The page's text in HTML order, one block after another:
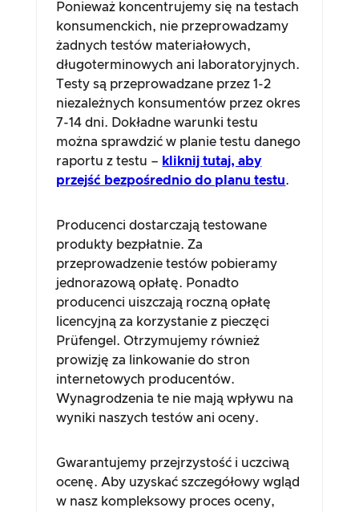
Ponieważ koncentrujemy się na testach
konsumenckich, nie przeprowadzamy
żadnych testów materiałowych,
długoterminowych ani laboratoryjnych.
Testy są przeprowadzane przez 1-2
niezależnych konsumentów przez okres
7-14 dni. Dokładne warunki testu
można sprawdzić w planie testu danego
raportu z testu – kliknij tutaj, aby
przejść bezpośrednio do planu testu.
Producenci dostarczają testowane
produkty bezpłatnie. Za
przeprowadzenie testów pobieramy
jednorazową opłatę. Ponadto
producenci uiszczają roczną opłatę
licencyjną za korzystanie z pieczęci
Prüfengel. Otrzymujemy również
prowizję za linkowanie do stron
internetowych producentów.
Wynagrodzenia te nie mają wpływu na
wyniki naszych testów ani oceny.
Gwarantujemy przejrzystość i uczciwą
ocenę. Aby uzyskać szczegółowy wgląd
w nasz kompleksowy proces oceny,